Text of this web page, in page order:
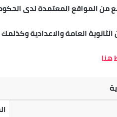
من المواقع المعتمدة لدى
العامة والاعدادية